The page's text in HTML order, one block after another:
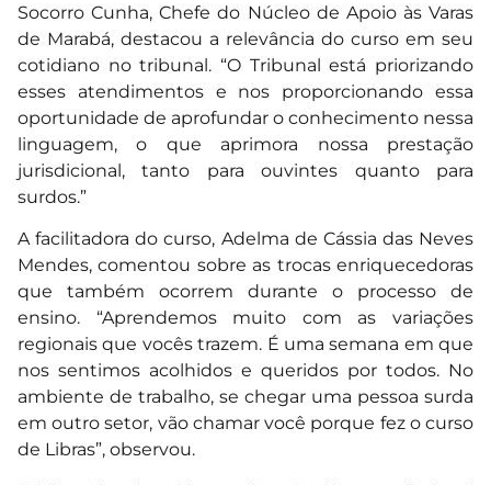
Socorro Cunha, Chefe do Núcleo de Apoio às Varas
de Marabá, destacou a relevância do curso em seu
cotidiano no tribunal. “O Tribunal está priorizando
esses atendimentos e nos proporcionando essa
oportunidade de aprofundar o conhecimento nessa
linguagem, o que aprimora nossa prestação
jurisdicional, tanto para ouvintes quanto para
surdos.”
A facilitadora do curso, Adelma de Cássia das Neves
Mendes, comentou sobre as trocas enriquecedoras
que também ocorrem durante o processo de
ensino. “Aprendemos muito com as variações
regionais que vocês trazem. É uma semana em que
nos sentimos acolhidos e queridos por todos. No
ambiente de trabalho, se chegar uma pessoa surda
em outro setor, vão chamar você porque fez o curso
de Libras”, observou.